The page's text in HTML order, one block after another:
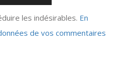
les indésirables. En
de vos commentaires